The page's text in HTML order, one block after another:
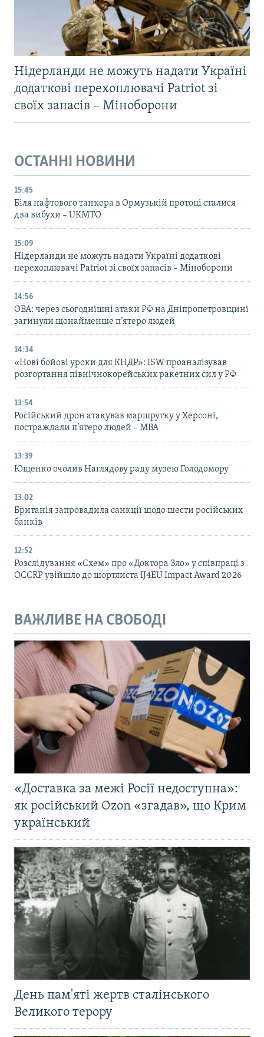
Нідерланди не можуть надати Україні
додаткові перехоплювачі Patriot зі
своїх запасів – Міноборони
ОСТАННІ НОВИНИ
15:45
Біля нафтового танкера в Ормузькій протоці сталися
два вибухи – UKMTO
15:09
Нідерланди не можуть надати Україні додаткові
перехоплювачі Patriot зі своїх запасів – Міноборони
14:56
ОВА: через сьогоднішні атаки РФ на Дніпропетровщині
загинули щонайменше п’ятеро людей
14:34
«Нові бойові уроки для КНДР»: ISW проаналізував
розгортання північнокорейських ракетних сил у РФ
13:54
Російський дрон атакував маршрутку у Херсоні,
постраждали п’ятеро людей – МВА
13:39
Ющенко очолив Наглядову раду музею Голодомору
13:02
Британія запровадила санкції щодо шести російських
банків
12:52
Розслідування «Схем» про «Доктора Зло» у співпраці з
OCCRP увійшло до шортлиста IJ4EU Impact Award 2026
ВАЖЛИВЕ НА СВОБОДІ
«Доставка за межі Росії недоступна»:
як російський Ozon «згадав», що Крим
український
День пам'яті жертв сталінського
Великого терору